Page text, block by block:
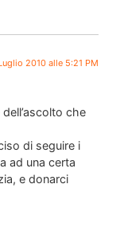
2010 alle 5:21 PM
che
di seguire i
ad una certa
e donarci